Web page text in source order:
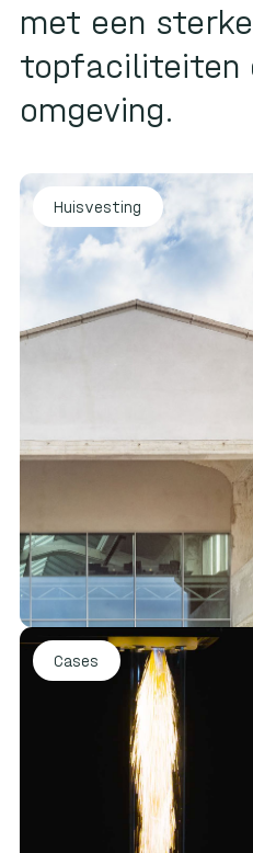
met een
topfaciliteiten
omgeving.
play_circleBekijk de video
Huisvesting
Cases